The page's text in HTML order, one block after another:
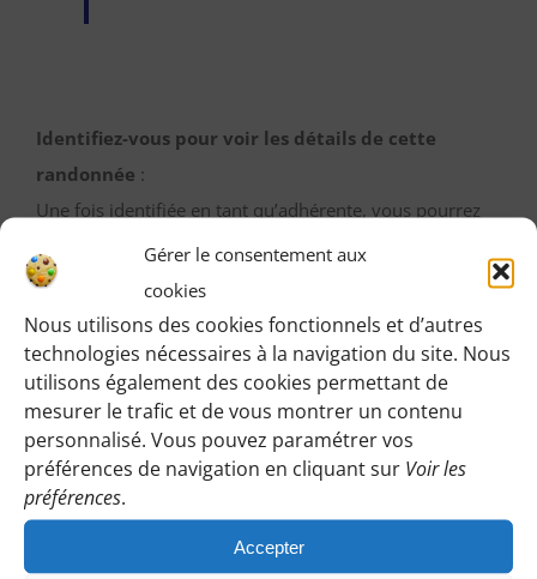
Gérer le consentement aux
cookies
Nous utilisons des cookies fonctionnels et d’autres
technologies nécessaires à la navigation du site. Nous
utilisons également des cookies permettant de
mesurer le trafic et de vous montrer un contenu
personnalisé. Vous pouvez paramétrer vos
préférences de navigation en cliquant sur Voir les
préférences.
Accepter
Identifiez-vous pour voir les détails de cette
randonnée :
Une fois identifiée en tant qu’adhérente, vous pourrez
accéder ici à toutes les informations de rendez-vous,
horaires, lieux etc.
M’IDENTIFIER
Vous pouvez participer à une randonnée d’essai